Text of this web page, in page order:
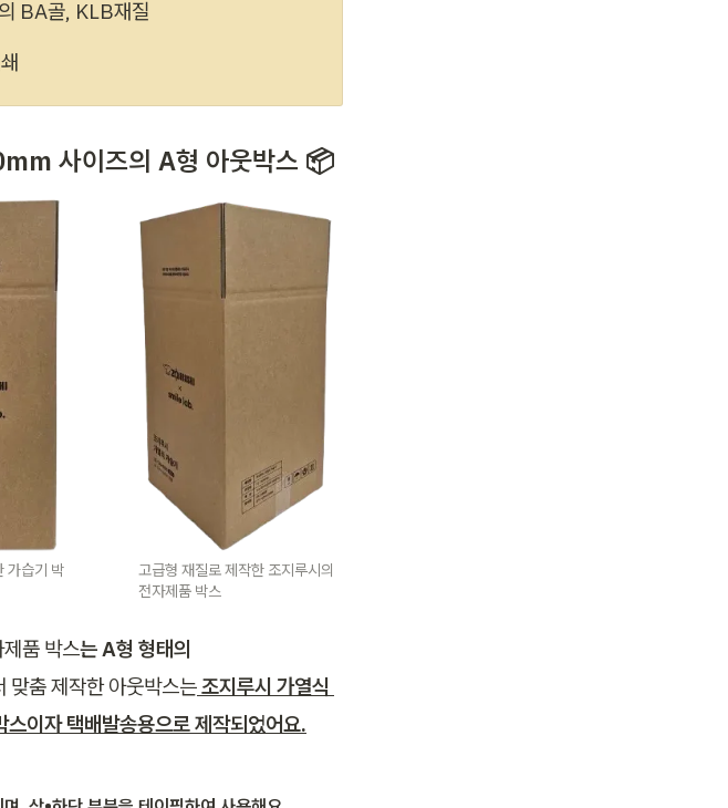
BA골, KLB재질
사이즈의 A형 아웃박스 📦
가습기 박
고급형 재질로 제작한 조지루시의
전자제품 박스
품 박스는 A형 형태의
맞춤 제작한 아웃박스는 조지루시 가열식
이자 택배발송용으로 제작되었어요.